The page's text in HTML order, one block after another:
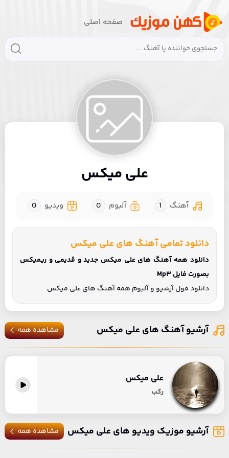
صفحه اصلی
علی میکس
آهنگ 1 آلبوم 0 ویدیو 0
دانلود تمامی آهنگ های علی میکس
دانلود همه آهنگ های علی میکس جدید و قدیمی و ریمیکس
بصورت فایل Mp3
دانلود فول آرشیو و آلبوم همه آهنگ های علی میکس
آرشیو آهنگ های علی میکس مشاهده همه
علی میکس
رکب
آرشیو موزیک ویدیو های علی میکس مشاهده همه